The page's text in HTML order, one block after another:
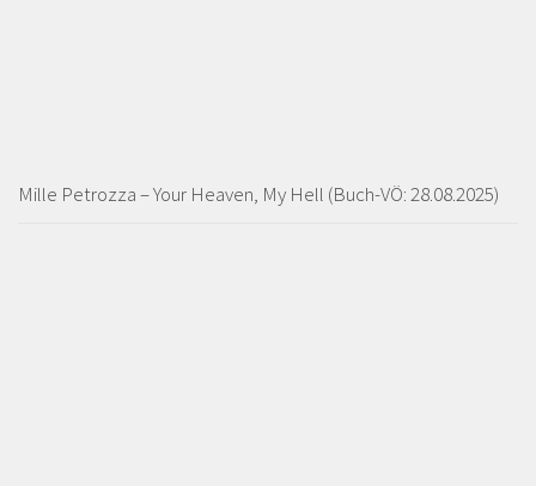
Mille Petrozza – Your Heaven, My Hell (Buch-VÖ: 28.08.2025)